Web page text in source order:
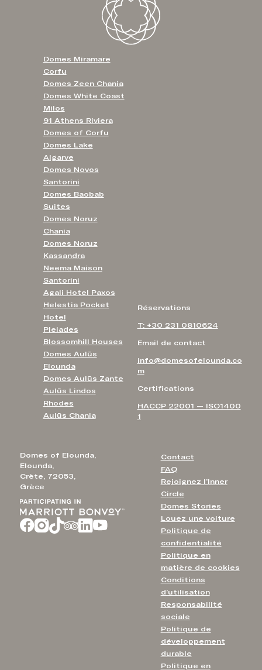
Domes of Elounda,
Elounda,
Crète, 72053,
Grèce
Contact
FAQ
Rejoignez l’Inner
Circle
Domes Stories
Louez une voiture
Politique de
confidentialité
Politique en
matière de cookies
Conditions
d’utilisation
Responsabilité
sociale
Politique de
développement
durable
Politique en
Réservations
T: +30 231 0810624
Email de contact
info@domesofelounda.co
m
Certifications
HACCP 22001 — ISO1400
1
Domes Miramare
Corfu
Domes Zeen Chania
Domes White Coast
Milos
91 Athens Riviera
Domes of Corfu
Domes Lake
Algarve
Domes Novos
Santorini
Domes Baobab
Suites
Domes Noruz
Chania
Domes Noruz
Kassandra
Neema Maison
Santorini
Agali Hotel Paxos
Helestia Pocket
Hotel
Pleiades
Blossomhill Houses
Domes Aulūs
Elounda
Domes Aulūs Zante
Aulūs Lindos
Rhodes
Aulūs Chania